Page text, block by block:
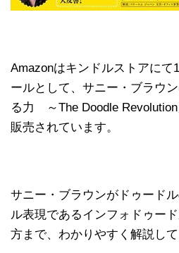
Amazonはキンドルストアにて
ールとして、サニー・ブラウ
る力 ～The Doodle
販売されています。
サニー・ブラウンがドゥード
ル表現であるインフォドゥー
方まで、わかりやすく解説して